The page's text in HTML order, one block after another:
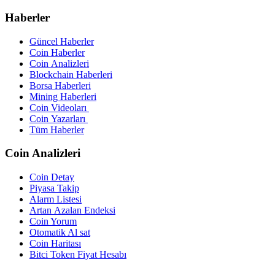
Haberler
Güncel Haberler
Coin Haberler
Coin Analizleri
Blockchain Haberleri
Borsa Haberleri
Mining Haberleri
Coin Videoları
Coin Yazarları
Tüm Haberler
Coin Analizleri
Coin Detay
Piyasa Takip
Alarm Listesi
Artan Azalan Endeksi
Coin Yorum
Otomatik Al sat
Coin Haritası
Bitci Token Fiyat Hesabı